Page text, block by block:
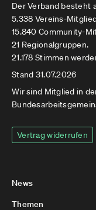
Der Verband besteht
5.338 Vereins-
15.840 Community-
21 Regionalgruppen.
21.178 Stimmen
Stand 31.07.2026
Wir sind Mitglied in
Vertrag widerrufen
News
Themen